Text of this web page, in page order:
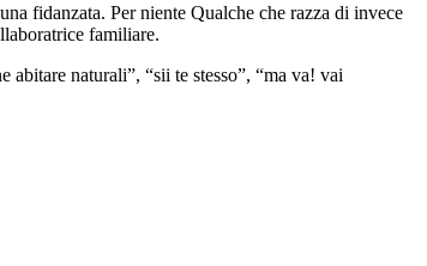
fidanzata. Per niente Qualche che razza di invece
familiare.
naturali”, “sii te stesso”, “ma va! vai